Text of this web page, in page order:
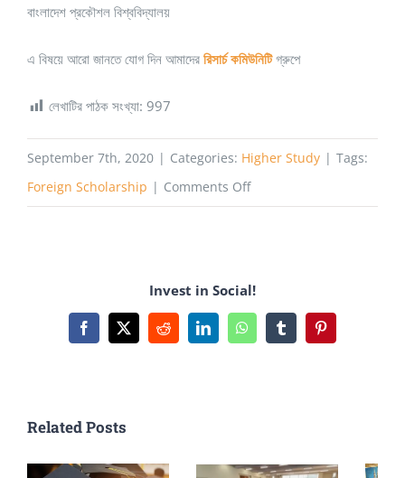
বাংলাদেশ প্রকৌশল বিশ্ববিদ্যালয়
এ বিষয়ে আরো জানতে যোগ দিন আমাদের রিসার্চ কমিউনিটি গ্রুপে
লেখাটির পাঠক সংখ্যা: 997
September 7th, 2020 | Categories: Higher Study | Tags:
Foreign Scholarship | Comments Offon
এ
Invest in Social!
Facebook
X RedditLinkedInWhatsAppTumblrPinterest
Related Posts